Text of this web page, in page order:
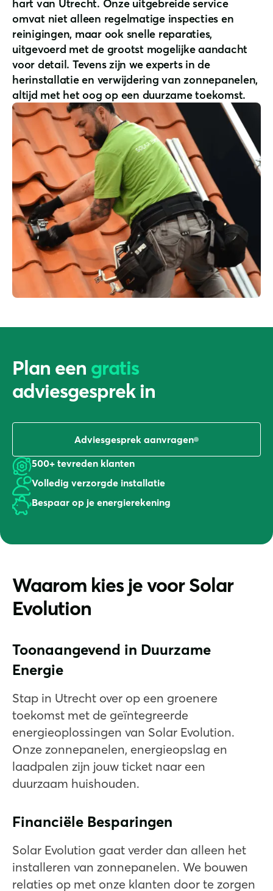
hart van Utrecht. Onze uitgebreide service
omvat niet alleen regelmatige inspecties en
reinigingen, maar ook snelle reparaties,
uitgevoerd met de grootst mogelijke aandacht
voor detail. Tevens zijn we experts in de
herinstallatie en verwijdering van zonnepanelen,
altijd met het oog op een duurzame toekomst.
Plan een gratis
adviesgesprek in
Adviesgesprek aanvragen
500+ tevreden klanten
Volledig verzorgde installatie
Bespaar op je energierekening
Waarom kies je voor Solar
Evolution
Toonaangevend in Duurzame
Energie
Stap in Utrecht over op een groenere
toekomst met de geïntegreerde
energieoplossingen van Solar Evolution.
Onze zonnepanelen, energieopslag en
laadpalen zijn jouw ticket naar een
duurzaam huishouden.
Financiële Besparingen
Solar Evolution gaat verder dan alleen het
installeren van zonnepanelen. We bouwen
relaties op met onze klanten door te zorgen